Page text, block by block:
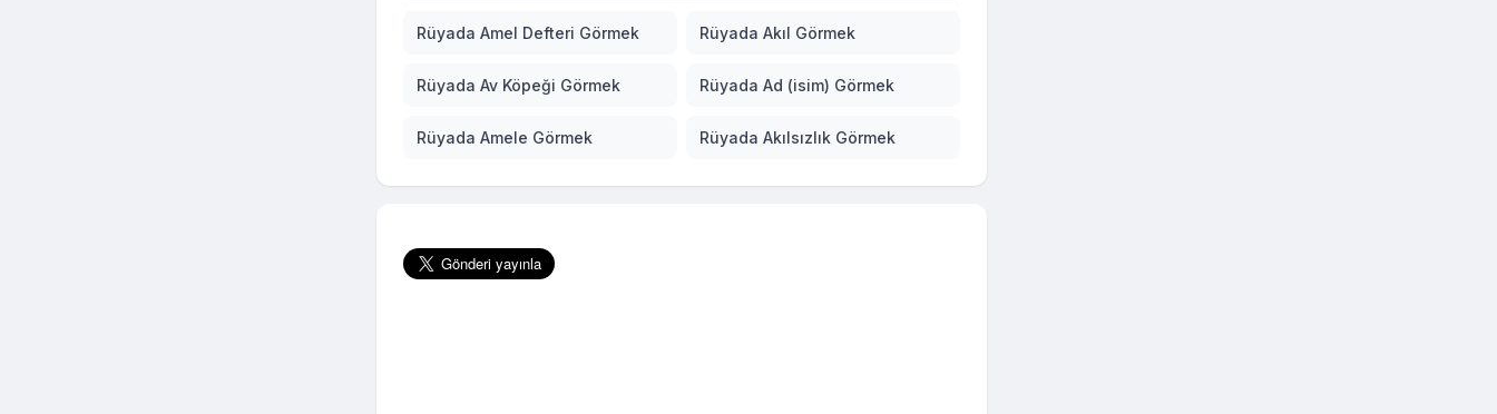
Rüyada Amel Defteri Görmek Rüyada Akıl Görmek
Rüyada Av Köpeği Görmek Rüyada Ad (isim) Görmek
Rüyada Amele Görmek Rüyada Akılsızlık Görmek